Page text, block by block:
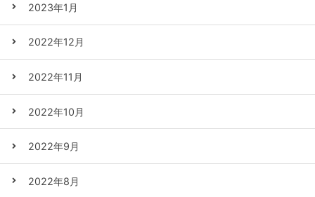
2023年1月
2022年12月
2022年11月
2022年10月
2022年9月
2022年8月